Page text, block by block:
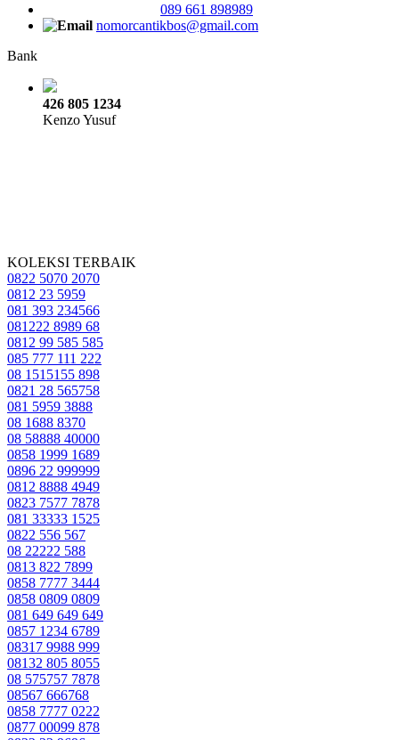
089 661 898989
nomorcantikbos@gmail.com
Bank
426 805 1234
Kenzo Yusuf
KOLEKSI TERBAIK
0822 5070 2070
0812 23 5959
081 393 234566
081222 8989 68
0812 99 585 585
085 777 111 222
08 1515155 898
0821 28 565758
081 5959 3888
08 1688 8370
08 58888 40000
0858 1999 1689
0896 22 999999
0812 8888 4949
0823 7577 7878
081 33333 1525
0822 556 567
08 22222 588
0813 822 7899
0858 7777 3444
0858 0809 0809
081 649 649 649
0857 1234 6789
08317 9988 999
08132 805 8055
08 575757 7878
08567 666768
0858 7777 0222
0877 00099 878